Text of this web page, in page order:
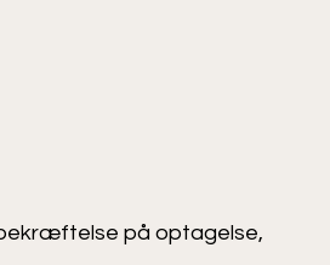
bekræftelse på optagelse,